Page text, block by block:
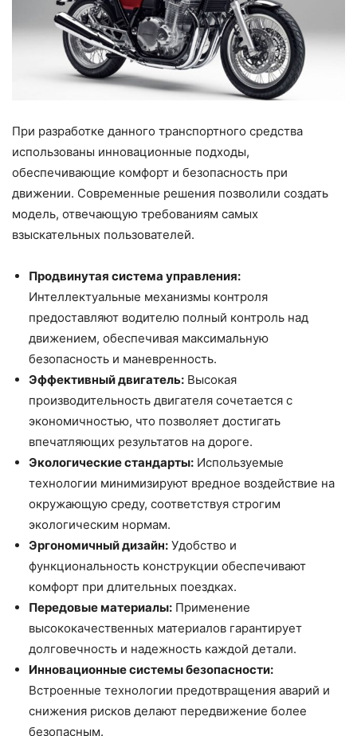
При разработке данного транспортного средства
использованы инновационные подходы,
обеспечивающие комфорт и безопасность при
движении. Современные решения позволили создать
модель, отвечающую требованиям самых
взыскательных пользователей.
Продвинутая система управления:
Интеллектуальные механизмы контроля
предоставляют водителю полный контроль над
движением, обеспечивая максимальную
безопасность и маневренность.
Эффективный двигатель: Высокая
производительность двигателя сочетается с
экономичностью, что позволяет достигать
впечатляющих результатов на дороге.
Экологические стандарты: Используемые
технологии минимизируют вредное воздействие на
окружающую среду, соответствуя строгим
экологическим нормам.
Эргономичный дизайн: Удобство и
функциональность конструкции обеспечивают
комфорт при длительных поездках.
Передовые материалы: Применение
высококачественных материалов гарантирует
долговечность и надежность каждой детали.
Инновационные системы безопасности:
Встроенные технологии предотвращения аварий и
снижения рисков делают передвижение более
безопасным.